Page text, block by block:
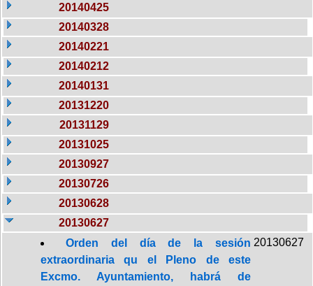
20140425
20140328
20140221
20140212
20140131
20131220
20131129
20131025
20130927
20130726
20130628
20130627
Orden del día de la sesión
extraordinaria qu el Pleno de este
Excmo. Ayuntamiento, habrá de
20130627